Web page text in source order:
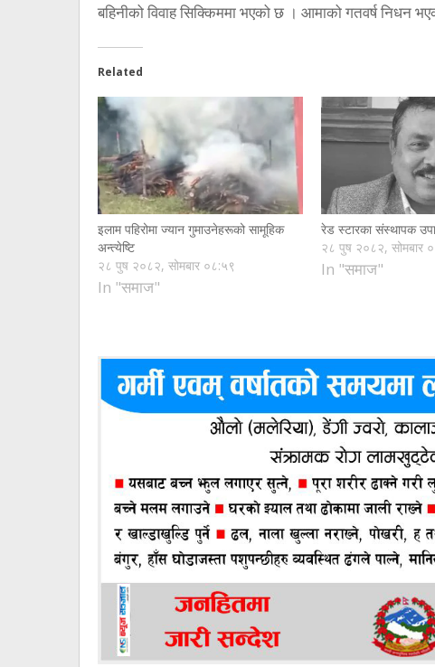
बहिनीको विवाह सिक्किममा भएको छ । आमाको गतवर्ष निधन
Related
इलाम पहिरोमा ज्यान गुमाउनेहरूको सामूहिक
अन्त्येष्टि
२८ पुष २०८२, सोमबार ०८:५९
In "समाज"
रेड स्टारका संस्थापक
२८ पुष २०८२, सोमबार
In "समाज"